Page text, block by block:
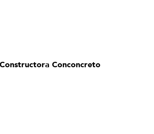
Conconcreto